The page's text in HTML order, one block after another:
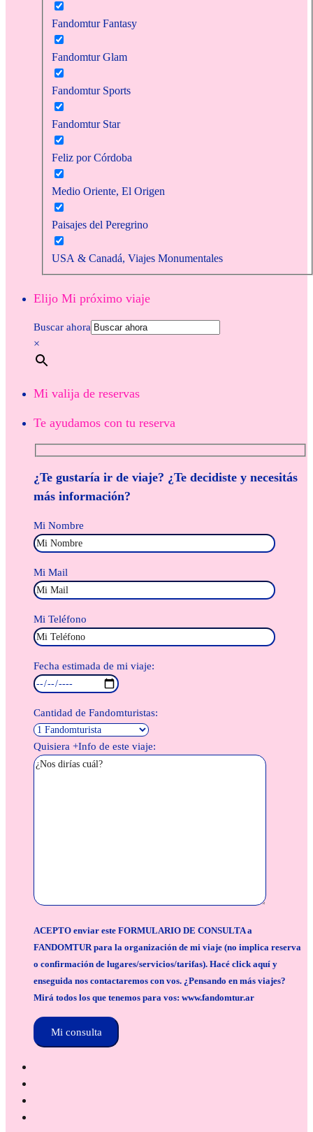
Fandomtur Fantasy
Fandomtur Glam
Fandomtur Sports
Fandomtur Star
Feliz por Córdoba
Medio Oriente, El Origen
Paisajes del Peregrino
USA & Canadá, Viajes Monumentales
Elijo Mi próximo viaje
Buscar ahora
×
Mi valija de reservas
Te ayudamos con tu reserva
¿Te gustaría ir de viaje? ¿Te decidiste y necesitás
más información?
Mi Nombre
Mi Mail
Mi Teléfono
Fecha estimada de mi viaje:
Cantidad de Fandomturistas:
Quisiera +Info de este viaje:
ACEPTO enviar este FORMULARIO DE CONSULTA a
FANDOMTUR para la organización de mi viaje (no implica reserva
o confirmación de lugares/servicios/tarifas). Hacé click aquí y
enseguida nos contactaremos con vos. ¿Pensando en más viajes?
Mirá todos los que tenemos para vos: www.fandomtur.ar